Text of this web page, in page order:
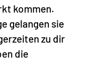
kommen.
gelangen sie
zu dir
die